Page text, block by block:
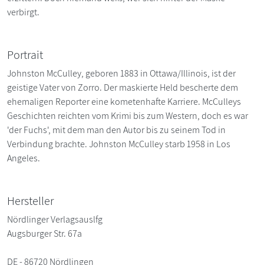
verbirgt.
Portrait
Johnston McCulley, geboren 1883 in Ottawa/Illinois, ist der
geistige Vater von Zorro. Der maskierte Held bescherte dem
ehemaligen Reporter eine kometenhafte Karriere. McCulleys
Geschichten reichten vom Krimi bis zum Western, doch es war
'der Fuchs', mit dem man den Autor bis zu seinem Tod in
Verbindung brachte. Johnston McCulley starb 1958 in Los
Angeles.
Hersteller
Nördlinger Verlagsauslfg
Augsburger Str. 67a
DE - 86720 Nördlingen